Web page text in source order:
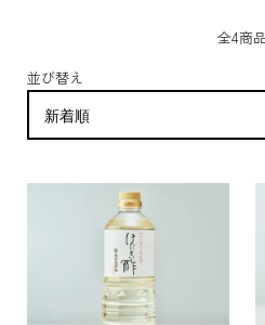
全4商品
並び替え